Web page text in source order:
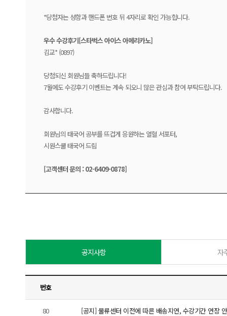
*당첨자는 성함과 핸드폰 번호 뒤 4자리로 확인 가능힙니다.
우수 수강후기[스타벅스 아이스 아메리카노]
김교* (0897)
당첨되신 회원님들 축하드립니다!
7월에도 수강후기 이벤트는 계속 되오니 많은 관심과 참여 부탁드립니다.
감사합니다.
회원님의 태국어 공부를 뜨겁게 응원하는 열혈 서포터,
시원스쿨 태국어 드림
[고객센터 문의 : 02-6409-0878]
공지사항 자
번호
80 [공지] 물류센터 이전에 따른 배송지연, 수강기간 연장